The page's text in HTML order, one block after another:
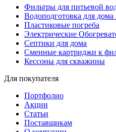
Фильтры для питьевой
Водоподготовка для дома
Пластиковые погреба
Электрические
Септики для дома
Сменные картриджи к
Кессоны для скважины
Для покупателя
Портфолио
Акции
Статьи
Поставщикам